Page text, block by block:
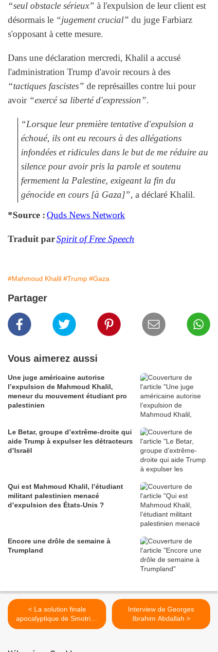
“seul obstacle sérieux” à l'expulsion de leur client est
désormais le “jugement crucial” du juge Farbiarz
s'opposant à cette mesure.
Dans une déclaration mercredi, Khalil a accusé
l'administration Trump d'avoir recours à des
“tactiques fascistes” de représailles contre lui pour
avoir “exercé sa liberté d'expression”.
“Lorsque leur première tentative d'expulsion a
échoué, ils ont eu recours à des allégations
infondées et ridicules dans le but de me réduire au
silence pour avoir pris la parole et soutenu
fermement la Palestine, exigeant la fin du
génocide en cours [à Gaza]”, a déclaré Khalil.
*Source :Quds News Network
Traduit parSpirit of Free Speech
#Mahmoud Khalil #Trump #Gaza
Partager
Vous aimerez aussi
Une juge américaine autorise
l’expulsion de Mahmoud Khalil,
meneur du mouvement étudiant pro
palestinien
Le Betar, groupe d’extrême-droite qui
aide Trump à expulser les détracteurs
d’Israël
Qui est Mahmoud Khalil, l’étudiant
militant palestinien menacé
d’expulsion des États-Unis ?
Encore une drôle de semaine à
Trumpland
< La solution finale
apocalyptique de Smotrich
pour Gaza
Interview de Georges
Ibrahim Abdallah >